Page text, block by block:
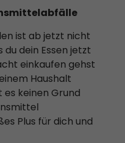
ist ab jetzt nicht
dein Essen jetzt
einkaufen gehst
Haushalt
keinen Grund
Plus für dich und